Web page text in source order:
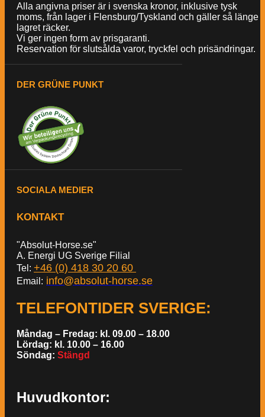
Alla angivna priser är i svenska kronor, inklusive tysk
moms, från lager i Flensburg/Tyskland och gäller så länge
lagret räcker.
Vi ger ingen form av prisgaranti.
Reservation för slutsålda varor, tryckfel och prisändringar.
DER GRÜNE PUNKT
SOCIALA MEDIER
KONTAKT
"Absolut-Horse.se"
A. Energi UG Sverige Filial
Tel: +46 (0) 418 30 20 60
Email: info@absolut-horse.se
TELEFONTIDER SVERIGE:
Måndag – Fredag: kl. 09.00 – 18.00
Lördag: kl. 10.00 – 16.00
Söndag: Stängd
Huvudkontor: